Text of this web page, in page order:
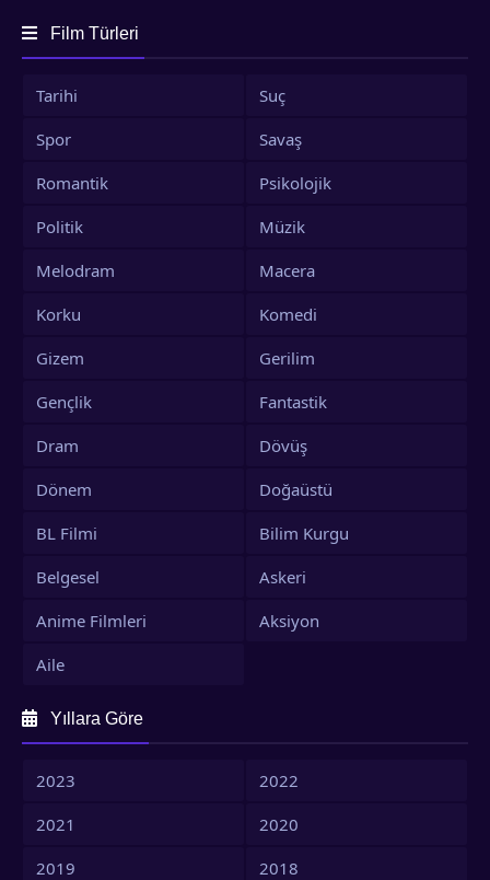
önceki lanetin belirtileri kızının
Ruo Nan, çocuğunun iyiliği için
dehşetleriyle yüzleşmesi
gerektiğini fark eder. Kızını
umuduyla lanetle ilgili her şeyi
Film Türleri
Tarihi
Suç
Spor
Savaş
Romantik
Psikolojik
Politik
Müzik
Melodram
Macera
Korku
Komedi
Gizem
Gerilim
Gençlik
Fantastik
Dram
Dövüş
Dönem
Doğaüstü
BL Filmi
Bilim Kurgu
Belgesel
Askeri
Anime Filmleri
Aksiyon
Aile
Yıllara Göre
2023
2022
2021
2020
2019
2018